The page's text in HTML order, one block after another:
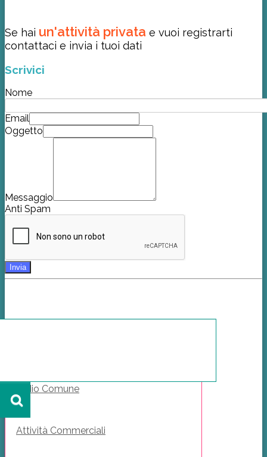
Se hai un'attività privata e vuoi registrarti
contattaci e invia i tuoi dati
Scrivici
Nome
Email
Oggetto
Messaggio
Anti Spam
Il Mio Comune
Attività Commerciali